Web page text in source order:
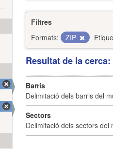
Filtres
Formats:
ZIP
Resultat de la
Barris
Delimitació dels barris del
Sectors
Delimitació dels sectors del